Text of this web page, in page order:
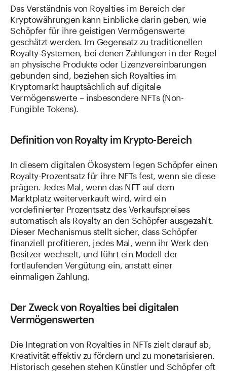
Das Verständnis von Royalties im Bereich der
Kryptowährungen kann Einblicke darin geben, wie
Schöpfer für ihre geistigen Vermögenswerte
geschätzt werden. Im Gegensatz zu traditionellen
Royalty-Systemen, bei denen Zahlungen in der Regel
an physische Produkte oder Lizenzvereinbarungen
gebunden sind, beziehen sich Royalties im
Kryptomarkt hauptsächlich auf digitale
Vermögenswerte – insbesondere NFTs (Non-
Fungible Tokens).
Definition von Royalty im Krypto-Bereich
In diesem digitalen Ökosystem legen Schöpfer einen
Royalty-Prozentsatz für ihre NFTs fest, wenn sie diese
prägen. Jedes Mal, wenn das NFT auf dem
Marktplatz weiterverkauft wird, wird ein
vordefinierter Prozentsatz des Verkaufspreises
automatisch als Royalty an den Schöpfer ausgezahlt.
Dieser Mechanismus stellt sicher, dass Schöpfer
finanziell profitieren, jedes Mal, wenn ihr Werk den
Besitzer wechselt, und führt ein Modell der
fortlaufenden Vergütung ein, anstatt einer
einmaligen Zahlung.
Der Zweck von Royalties bei digitalen
Vermögenswerten
Die Integration von Royalties in NFTs zielt darauf ab,
Kreativität effektiv zu fördern und zu monetarisieren.
Historisch gesehen stehen Künstler und Schöpfer oft